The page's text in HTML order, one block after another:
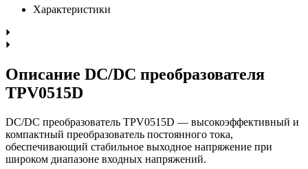
Характеристики
Описание DC/DC преобразователя
TPV0515D
DC/DC преобразователь TPV0515D — высокоэффективный и
компактный преобразователь постоянного тока,
обеспечивающий стабильное выходное напряжение при
широком диапазоне входных напряжений.